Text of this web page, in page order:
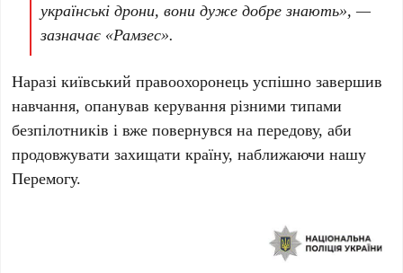
українські дрони, вони дуже добре знають», —
зазначає «Рамзес».
Наразі київський правоохоронець успішно завершив
навчання, опанував керування різними типами
безпілотників і вже повернувся на передову, аби
продовжувати захищати країну, наближаючи нашу
Перемогу.